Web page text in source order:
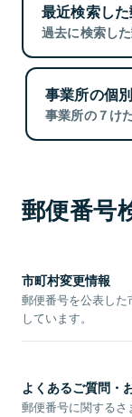
最近検索し
過去に検索し
事業所の個
事業所の７け
郵便番号
市町村変更情報
郵便番号を公表し
しています。
よくあるご質問・
郵便番号に関するさ